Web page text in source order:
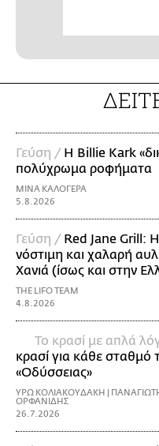
Γεύση / H Billie Kark
πολύχρωμα ροφήματα
ΜΙΝΑ ΚΑΛΟΓΕΡΑ
5.8.2026
Γεύση / Red Jane Grill:
νόστιμη και χαλαρή
Χανιά (ίσως και στην
THE LIFO TEAM
4.8.2026
Το κρασί με απλά
κρασί για κάθε σταθμό
«Οδύσσειας»
ΥΡΩ ΚΟΛΙΑΚΟΥΔΑΚΗ |
ΟΡΦΑΝΙΔΗΣ
26.7.2026